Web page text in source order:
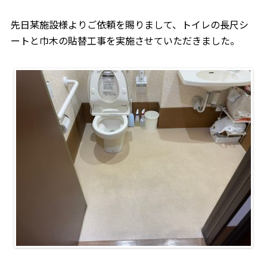
先日某施設様よりご依頼を賜りまして、トイレの長尺シ
ートと巾木の貼替工事を実施させていただきました。